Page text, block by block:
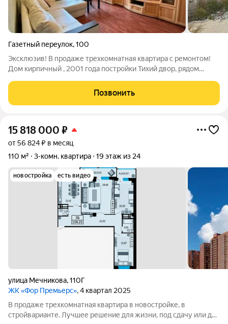
Газетный переулок,100
Эксклюзив! В продаже трехкомнатная квартира с ремонтом!
Дом кирпичный , 2001 года постройки Тихий двор, рядом
Красноармейская и Текучева , Ворошиловский . Отличное
предложение, по всем вопросам
Позвонить
15 818 000 ₽
от 56 824 ₽ в месяц
110 м²
3-комн. квартира 19 этаж из 24
новостройка есть видео
улица Мечникова,110Г
ЖК «Фор Премьерс», 4 квартал 2025
В продаже трехкомнатная квартира в новостройке, в
стройварианте. Лучшее решение для жизни, под сдачу или для